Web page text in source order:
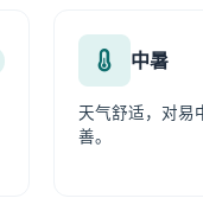
中暑
天气舒适，对易
善。